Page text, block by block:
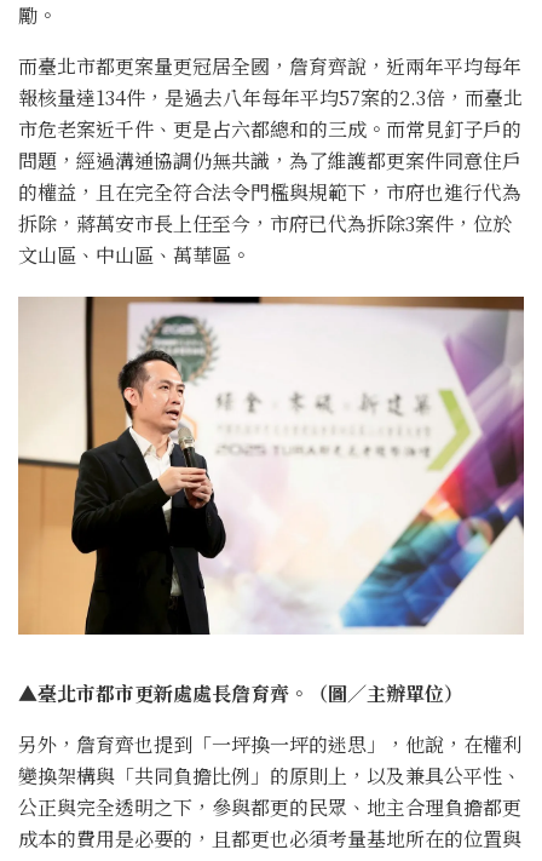
勵。
而臺北市都更案量更冠居全國，詹育齊說，近兩年平均每年
報核量達134件，是過去八年每年平均57案的2.3倍，而臺北
市危老案近千件、更是占六都總和的三成。而常見釘子戶的
問題，經過溝通協調仍無共識，為了維護都更案件同意住戶
的權益，且在完全符合法令門檻與規範下，市府也進行代為
拆除，蔣萬安市長上任至今，市府已代為拆除3案件，位於
文山區、中山區、萬華區。
▲臺北市都市更新處處長詹育齊。（圖／主辦單位）
另外，詹育齊也提到「一坪換一坪的迷思」，他說，在權利
變換架構與「共同負擔比例」的原則上，以及兼具公平性、
公正與完全透明之下，參與都更的民眾、地主合理負擔都更
成本的費用是必要的，且都更也必須考量基地所在的位置與